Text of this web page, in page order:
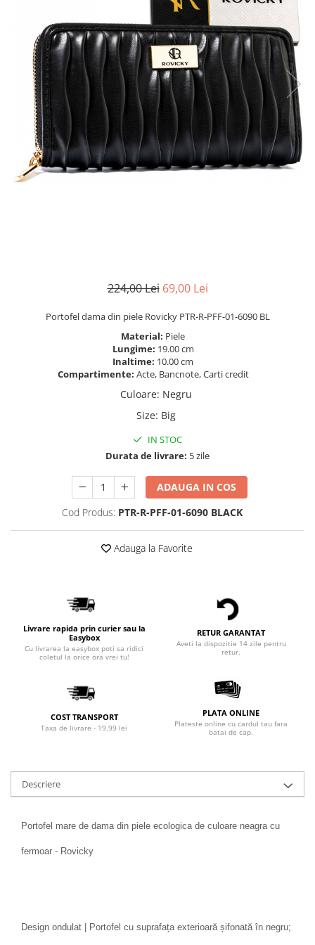
224,00 Lei 69,00 Lei
Portofel dama din piele Rovicky PTR-R-PFF-01-6090 BL
Material: Piele
Lungime: 19.00 cm
Inaltime: 10.00 cm
Compartimente: Acte, Bancnote, Carti credit
Culoare: Negru
Size: Big
IN STOC
Durata de livrare: 5 zile
ADAUGA IN COS
Cod Produs: PTR-R-PFF-01-6090 BLACK
Adauga la Favorite
Livrare rapida prin curier sau la
Easybox
Cu livrarea la easybox poti sa ridici
coletul la orice ora vrei tu!
RETUR GARANTAT
Aveti la dispozitie 14 zile pentru
retur.
COST TRANSPORT
Taxa de livrare - 19.99 lei
PLATA ONLINE
Plateste online cu cardul tau fara
batai de cap.
Descriere
Portofel mare de dama din piele ecologica de culoare neagra cu
fermoar - Rovicky
Design ondulat | Portofel cu suprafața exterioară șifonată în negru;